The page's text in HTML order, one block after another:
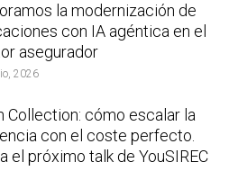
la modernización de
con IA agéntica en el
asegurador
2026
Collection: cómo escalar la
con el coste perfecto.
el próximo talk de YouSIREC